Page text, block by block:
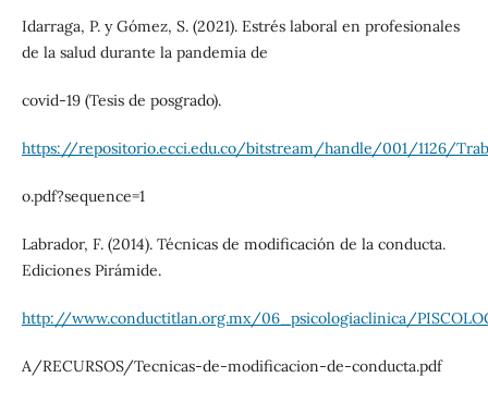
Idarraga, P. y Gómez, S. (2021). Estrés laboral en profesionales
de la salud durante la pandemia de
covid-19 (Tesis de posgrado).
https://repositorio.ecci.edu.co/bitstream/handle/001/1126/
o.pdf?sequence=1
Labrador, F. (2014). Técnicas de modificación de la conducta.
Ediciones Pirámide.
http://www.conductitlan.org.mx/06_psicologiaclinica/
A/RECURSOS/Tecnicas-de-modificacion-de-conducta.pdf